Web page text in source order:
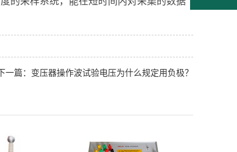
一篇：变压器操作波试验电压为什么规定用负极？